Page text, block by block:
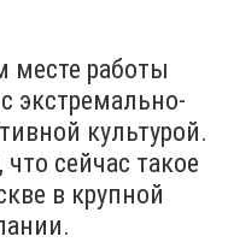
месте работы
экстремально-
культурой.
сейчас такое
в крупной